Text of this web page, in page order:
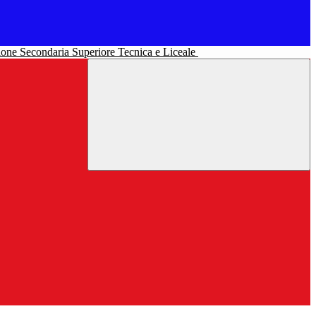
Secondaria Superiore Tecnica e Liceale